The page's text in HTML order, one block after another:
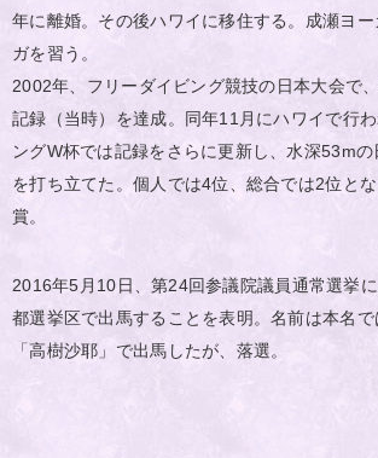
年に離婚。その後ハワイに移住する。成瀬ヨ
ガを習う。
2002年、フリーダイビング競技の日本大会で
記録（当時）を達成。同年11月にハワイで行
ングW杯では記録をさらに更新し、水深53mの
を打ち立てた。個人では4位、総合では2位と
賞。
2016年5月10日、第24回参議院議員通常選挙
都選挙区で出馬することを表明。名前は本名
「高樹沙耶」で出馬したが、落選。